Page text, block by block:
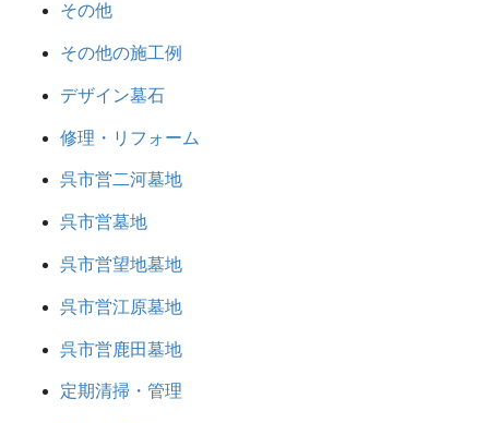
その他
その他の施工例
デザイン墓石
修理・リフォーム
呉市営二河墓地
呉市営墓地
呉市営望地墓地
呉市営江原墓地
呉市営鹿田墓地
定期清掃・管理